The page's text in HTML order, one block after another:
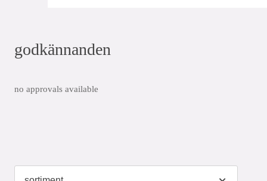
godkännanden
no approvals available